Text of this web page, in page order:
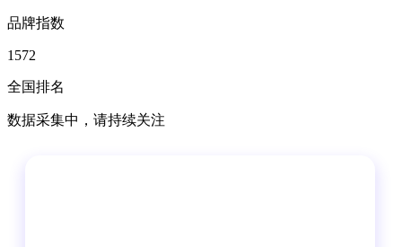
品牌指数
1572
全国排名
数据采集中，请持续关注